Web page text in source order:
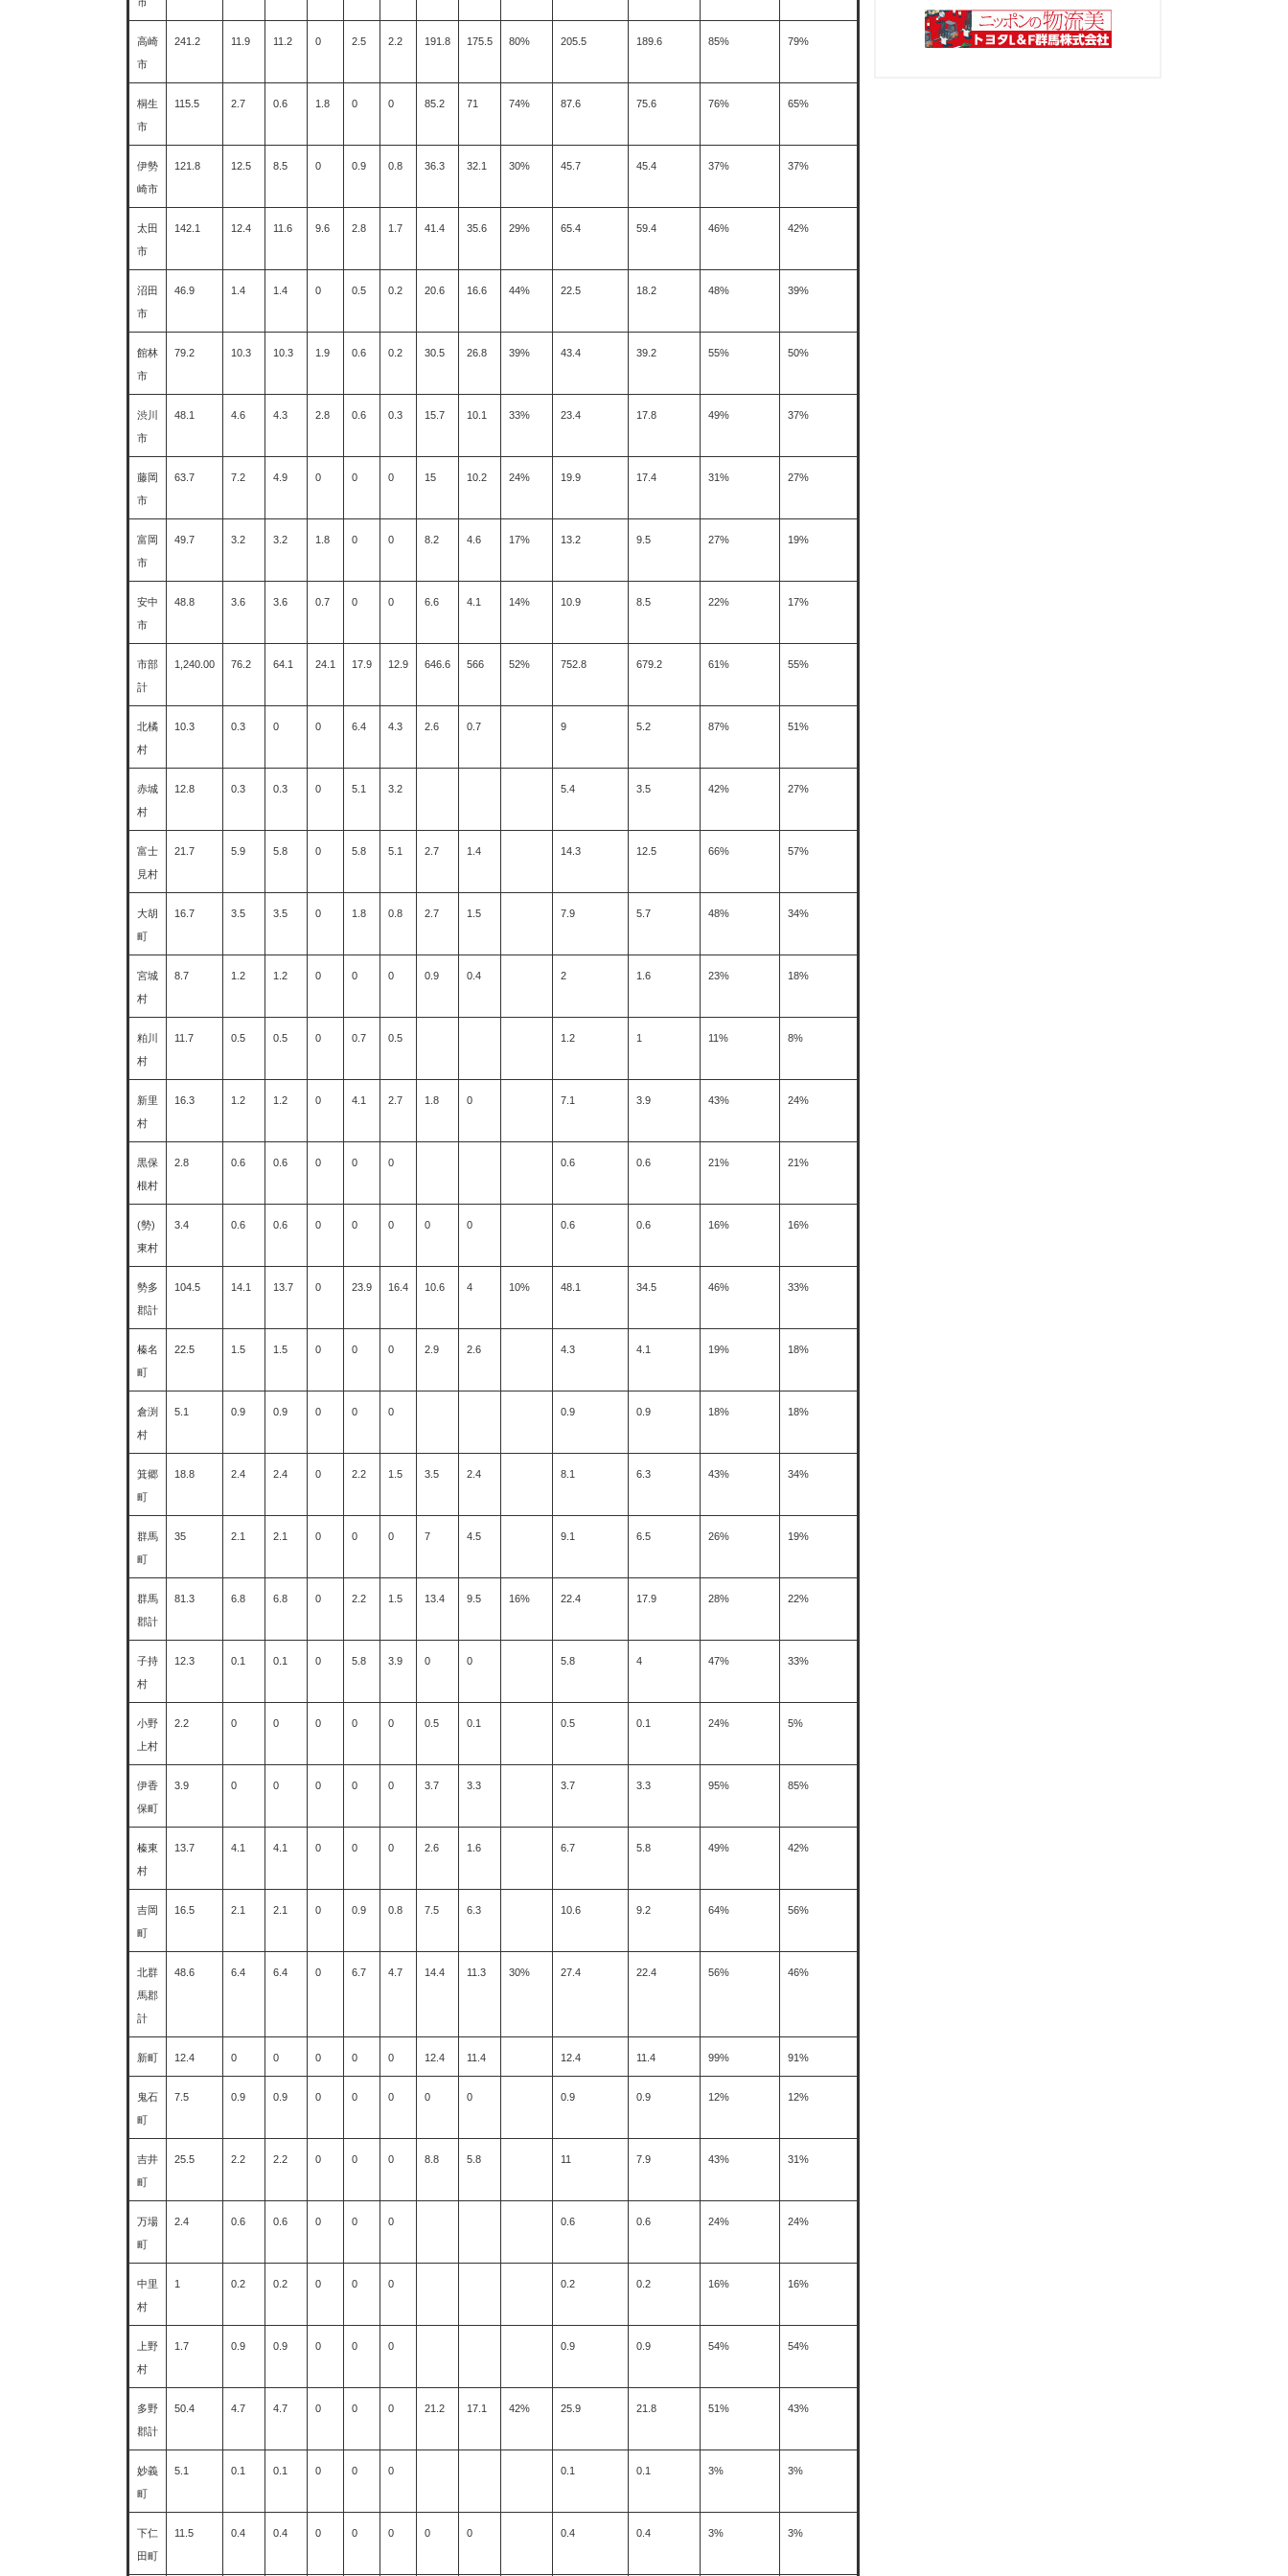
高崎
市
241.2 11.9 11.2 0 2.5 2.2 191.8 175.5 80% 205.5 189.6 85% 79%
桐生
市
115.5 2.7 0.6 1.8 0 0 85.2 71 74% 87.6 75.6 76% 65%
伊勢
崎市
121.8 12.5 8.5 0 0.9 0.8 36.3 32.1 30% 45.7 45.4 37% 37%
太田
市
142.1 12.4 11.6 9.6 2.8 1.7 41.4 35.6 29% 65.4 59.4 46% 42%
沼田
市
46.9 1.4 1.4 0 0.5 0.2 20.6 16.6 44% 22.5 18.2 48% 39%
館林
市
79.2 10.3 10.3 1.9 0.6 0.2 30.5 26.8 39% 43.4 39.2 55% 50%
渋川
市
48.1 4.6 4.3 2.8 0.6 0.3 15.7 10.1 33% 23.4 17.8 49% 37%
藤岡
市
63.7 7.2 4.9 0 0 0 15 10.2 24% 19.9 17.4 31% 27%
富岡
市
49.7 3.2 3.2 1.8 0 0 8.2 4.6 17% 13.2 9.5 27% 19%
安中
市
48.8 3.6 3.6 0.7 0 0 6.6 4.1 14% 10.9 8.5 22% 17%
市部
計
1,240.00 76.2 64.1 24.1 17.9 12.9 646.6 566 52% 752.8 679.2 61% 55%
北橘
村
10.3 0.3 0 0 6.4 4.3 2.6 0.7 9 5.2 87% 51%
赤城
村
12.8 0.3 0.3 0 5.1 3.2 5.4 3.5 42% 27%
富士
見村
21.7 5.9 5.8 0 5.8 5.1 2.7 1.4 14.3 12.5 66% 57%
大胡
町
16.7 3.5 3.5 0 1.8 0.8 2.7 1.5 7.9 5.7 48% 34%
宮城
村
8.7 1.2 1.2 0 0 0 0.9 0.4 2 1.6 23% 18%
粕川
村
11.7 0.5 0.5 0 0.7 0.5 1.2 1 11% 8%
新里
村
16.3 1.2 1.2 0 4.1 2.7 1.8 0 7.1 3.9 43% 24%
黒保
根村
2.8 0.6 0.6 0 0 0 0.6 0.6 21% 21%
(勢)
東村
3.4 0.6 0.6 0 0 0 0 0 0.6 0.6 16% 16%
勢多
郡計
104.5 14.1 13.7 0 23.9 16.4 10.6 4 10% 48.1 34.5 46% 33%
榛名
町
22.5 1.5 1.5 0 0 0 2.9 2.6 4.3 4.1 19% 18%
倉渕
村
5.1 0.9 0.9 0 0 0 0.9 0.9 18% 18%
箕郷
町
18.8 2.4 2.4 0 2.2 1.5 3.5 2.4 8.1 6.3 43% 34%
群馬
町
35 2.1 2.1 0 0 0 7 4.5 9.1 6.5 26% 19%
群馬
郡計
81.3 6.8 6.8 0 2.2 1.5 13.4 9.5 16% 22.4 17.9 28% 22%
子持
村
12.3 0.1 0.1 0 5.8 3.9 0 0 5.8 4 47% 33%
小野
上村
2.2 0 0 0 0 0 0.5 0.1 0.5 0.1 24% 5%
伊香
保町
3.9 0 0 0 0 0 3.7 3.3 3.7 3.3 95% 85%
榛東
村
13.7 4.1 4.1 0 0 0 2.6 1.6 6.7 5.8 49% 42%
吉岡
町
16.5 2.1 2.1 0 0.9 0.8 7.5 6.3 10.6 9.2 64% 56%
北群
馬郡
計
48.6 6.4 6.4 0 6.7 4.7 14.4 11.3 30% 27.4 22.4 56% 46%
新町 12.4 0 0 0 0 0 12.4 11.4 12.4 11.4 99% 91%
鬼石
町
7.5 0.9 0.9 0 0 0 0 0 0.9 0.9 12% 12%
吉井
町
25.5 2.2 2.2 0 0 0 8.8 5.8 11 7.9 43% 31%
万場
町
2.4 0.6 0.6 0 0 0 0.6 0.6 24% 24%
中里
村
1 0.2 0.2 0 0 0 0.2 0.2 16% 16%
上野
村
1.7 0.9 0.9 0 0 0 0.9 0.9 54% 54%
多野
郡計
50.4 4.7 4.7 0 0 0 21.2 17.1 42% 25.9 21.8 51% 43%
妙義
町
5.1 0.1 0.1 0 0 0 0.1 0.1 3% 3%
下仁
田町
11.5 0.4 0.4 0 0 0 0 0 0.4 0.4 3% 3%